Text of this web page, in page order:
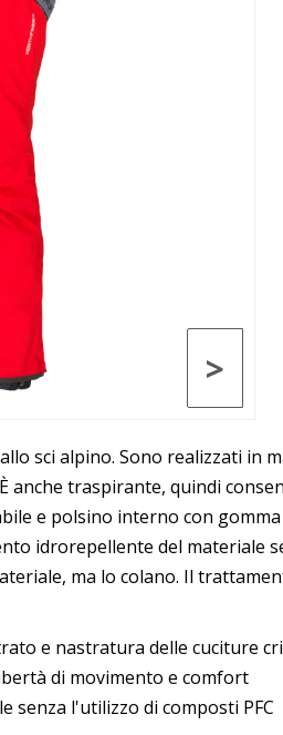
>
sci alpino. Sono realizzati
anche traspirante, quindi
e polsino interno con
idrorepellente del materiale
ma lo colano. Il
e nastratura delle cuciture
di movimento e comfort
senza l'utilizzo di composti PFC